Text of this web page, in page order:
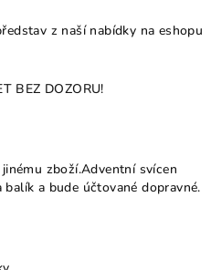
z naší nabídky na eshopu
BEZ DOZORU!
zboží.Adventní svícen
a bude účtované dopravné.